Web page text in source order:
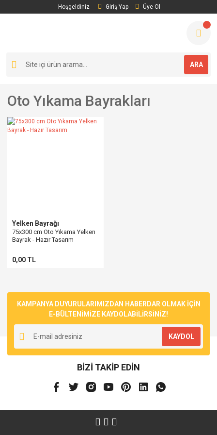
Hoşgeldiniz Giriş Yap Üye Ol
ARA
Oto Yıkama Bayrakları
Yelken Bayrağı
75x300 cm Oto Yıkama Yelken
Bayrak - Hazır Tasarım
0,00 TL
KAMPANYA DUYURULARIMIZDAN HABERDAR OLMAK İÇİN
E-BÜLTENİMİZE KAYDOLABİLİRSİNİZ!
KAYDOL
BİZİ TAKİP EDİN